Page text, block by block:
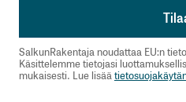
SalkunRakentaja noudattaa EU:n
Käsittelemme tietojasi
mukaisesti. Lue lisää